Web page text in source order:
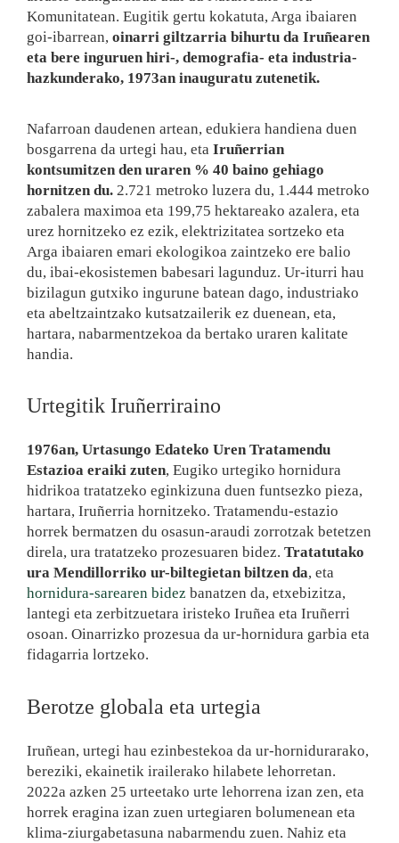
Komunitatean. Eugitik gertu kokatuta, Arga ibaiaren
goi-ibarrean, oinarri giltzarria bihurtu da Iruñearen
eta bere inguruen hiri-, demografia- eta industria-
hazkunderako, 1973an inauguratu zutenetik.
Nafarroan daudenen artean, edukiera handiena duen
bosgarrena da urtegi hau, eta Iruñerrian
kontsumitzen den uraren % 40 baino gehiago
hornitzen du. 2.721 metroko luzera du, 1.444 metroko
zabalera maximoa eta 199,75 hektareako azalera, eta
urez hornitzeko ez ezik, elektrizitatea sortzeko eta
Arga ibaiaren emari ekologikoa zaintzeko ere balio
du, ibai-ekosistemen babesari lagunduz. Ur-iturri hau
bizilagun gutxiko ingurune batean dago, industriako
eta abeltzaintzako kutsatzailerik ez duenean, eta,
hartara, nabarmentzekoa da bertako uraren kalitate
handia.
Urtegitik Iruñerriraino
1976an, Urtasungo Edateko Uren Tratamendu
Estazioa eraiki zuten, Eugiko urtegiko hornidura
hidrikoa tratatzeko eginkizuna duen funtsezko pieza,
hartara, Iruñerria hornitzeko. Tratamendu-estazio
horrek bermatzen du osasun-araudi zorrotzak betetzen
direla, ura tratatzeko prozesuaren bidez. Tratatutako
ura Mendillorriko ur-biltegietan biltzen da, eta
hornidura-sarearen bidez banatzen da, etxebizitza,
lantegi eta zerbitzuetara iristeko Iruñea eta Iruñerri
osoan. Oinarrizko prozesua da ur-hornidura garbia eta
fidagarria lortzeko.
Berotze globala eta urtegia
Iruñean, urtegi hau ezinbestekoa da ur-hornidurarako,
bereziki, ekainetik irailerako hilabete lehorretan.
2022a azken 25 urteetako urte lehorrena izan zen, eta
horrek eragina izan zuen urtegiaren bolumenean eta
klima-ziurgabetasuna nabarmendu zuen. Nahiz eta